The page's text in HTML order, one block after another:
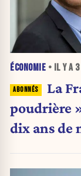
ÉCONOMIE • IL Y A
La
poudrière
dix ans de